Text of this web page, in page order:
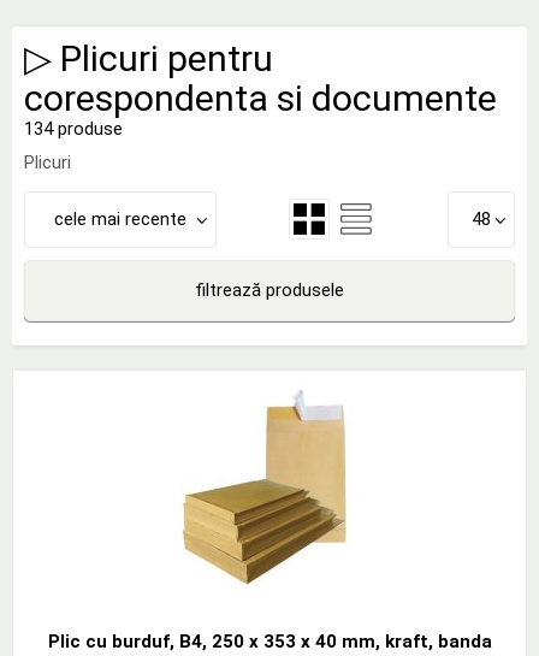
▷ Plicuri pentru
corespondenta si documente
134 produse
Plicuri
cele mai recente 48
filtrează produsele
Plic cu burduf, B4, 250 x 353 x 40 mm, kraft, banda